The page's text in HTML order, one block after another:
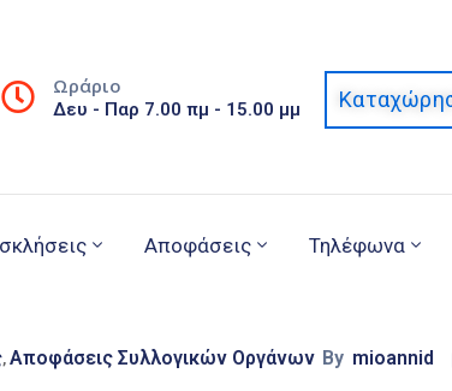
Ωράριο
Δευ - Παρ 7.00 πμ - 15.00 μμ
Αποφάσεις Τηλέφωνα
‚Αποφάσεις Συλλογικών Οργάνων By mioannid